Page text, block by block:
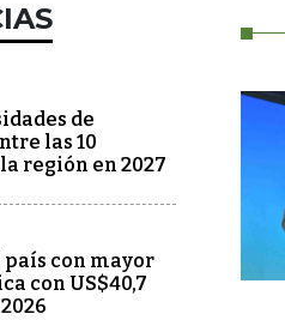
de
las 10
región en 2027
país con mayor
con US$40,7